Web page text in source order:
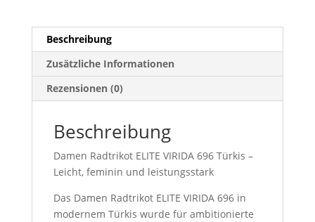
Beschreibung
Zusätzliche Informationen
Rezensionen (0)
Beschreibung
Damen Radtrikot ELITE VIRIDA 696 Türkis –
Leicht, feminin und leistungsstark
Das Damen Radtrikot ELITE VIRIDA 696 in
modernem Türkis wurde für ambitionierte